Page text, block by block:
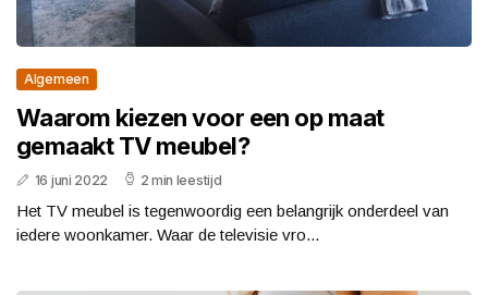
Algemeen
Waarom kiezen voor een op maat
gemaakt TV meubel?
16 juni 2022 2 min leestijd
Het TV meubel is tegenwoordig een belangrijk onderdeel van
iedere woonkamer. Waar de televisie vro...